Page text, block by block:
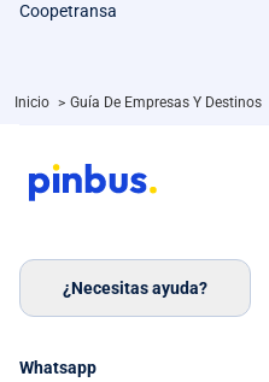
Coopetransa
Inicio > Guía De Empresas Y Destinos
¿Necesitas ayuda?
Whatsapp